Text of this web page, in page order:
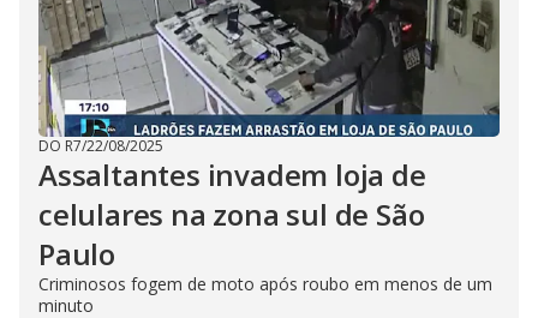
DO R7/22/08/2025
Assaltantes invadem loja de
celulares na zona sul de São
Paulo
Criminosos fogem de moto após roubo em menos de um
minuto